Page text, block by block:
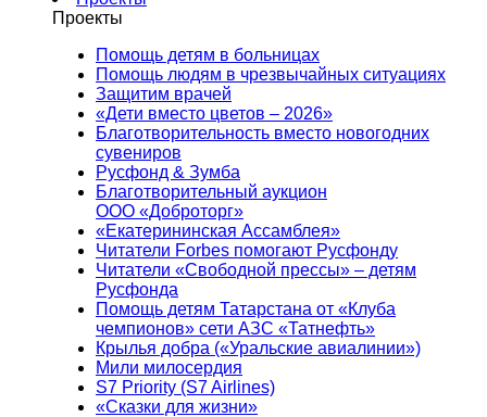
Проекты
Помощь детям в больницах
Помощь людям в чрезвычайных ситуациях
Защитим врачей
«Дети вместо цветов – 2026»
Благотворительность вместо новогодних
сувениров
Русфонд & Зумба
Благотворительный аукцион
ООО «Доброторг»
«Екатерининская Ассамблея»
Читатели Forbes помогают Русфонду
Читатели «Свободной прессы» – детям
Русфонда
Помощь детям Татарстана от «Клуба
чемпионов» сети АЗС «Татнефть»
Крылья добра («Уральские авиалинии»)
Мили милосердия
S7 Priority (S7 Airlines)
«Сказки для жизни»